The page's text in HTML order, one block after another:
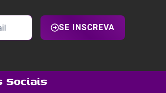
SE INSCREVA
Sociais